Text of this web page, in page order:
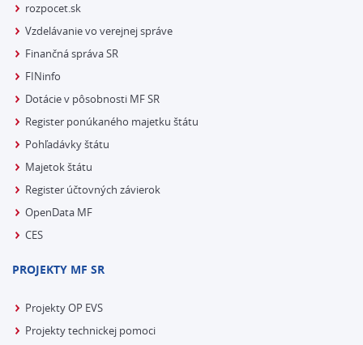
rozpocet.sk
Vzdelávanie vo verejnej správe
Finančná správa SR
FINinfo
Dotácie v pôsobnosti MF SR
Register ponúkaného majetku štátu
Pohľadávky štátu
Majetok štátu
Register účtovných závierok
OpenData MF
CES
PROJEKTY MF SR
Projekty OP EVS
Projekty technickej pomoci